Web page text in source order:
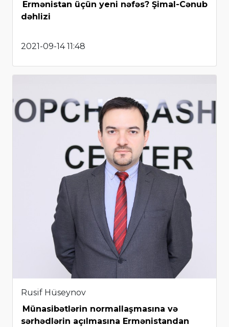
Ermənistan üçün yeni nəfəs? Şimal-Cənub
dəhlizi
2021-09-14 11:48
Rusif Hüseynov
Münasibətlərin normallaşmasına və
sərhədlərin açılmasına Ermənistandan